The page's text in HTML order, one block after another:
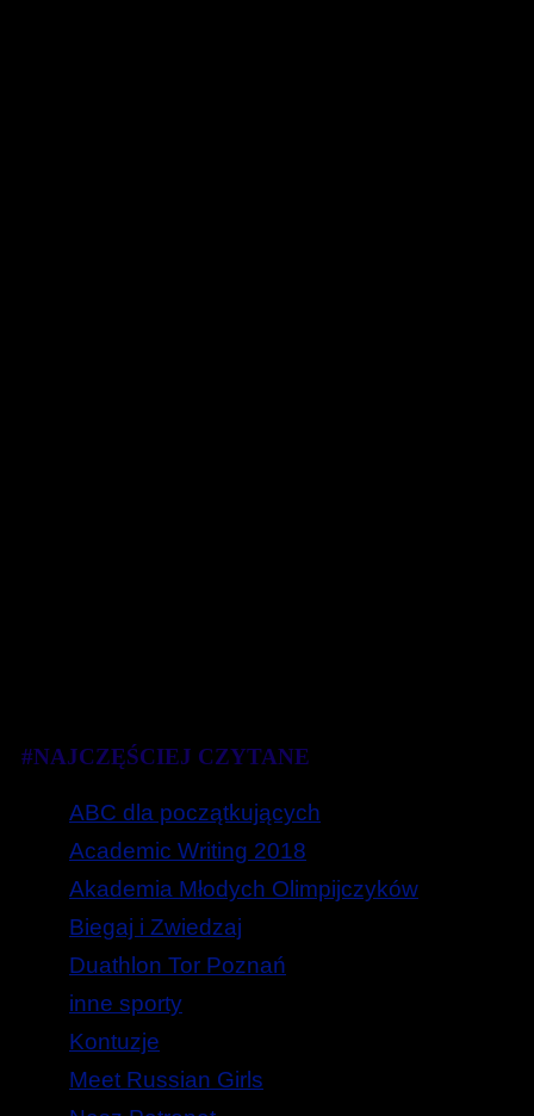
#NAJCZĘŚCIEJ CZYTANE
ABC dla początkujących
Academic Writing 2018
Akademia Młodych Olimpijczyków
Biegaj i Zwiedzaj
Duathlon Tor Poznań
inne sporty
Kontuzje
Meet Russian Girls